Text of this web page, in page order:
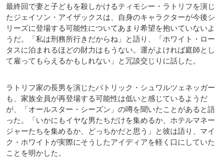
最終回で妻と子どもを殺しかけるティモシー・ラトリフを演じ
たジェイソン・アイザックスは、自身のキャラクターが今後シ
リーズに登場する可能性についてあまり希望を抱いていないよ
うだ。「私は刑務所行きだからね」と語り、「ホワイト・ロー
タスに泊まれるほどの財力はもうない。運がよければ庭師とし
て雇ってもらえるかもしれない」と冗談交じりに話した。
ラトリフ家の長男を演じたパトリック・シュワルツェネッガー
も、家族全員が再登場する可能性は低いと感じているようだ
が、「オールスター・シーズン」の噂を聞いたことがあると語
った。「いかにもイヤな男たちだけを集めるか、ホテルマネー
ジャーたちを集めるか、どっちかだと思う」と彼は語り、マイ
ク・ホワイトが実際にそうしたアイディアを軽く口にしていた
ことを明かした。